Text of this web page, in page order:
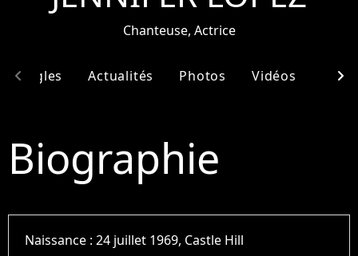
Chanteuse, Actrice
Singles Actualités Photos Vidéos
chevron_left chevron_right
Biographie
Naissance :24 juillet 1969, Castle Hill